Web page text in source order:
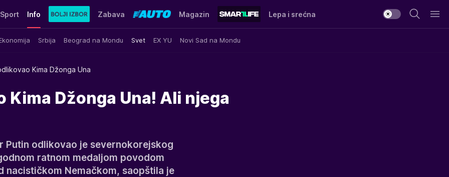
Sport Info
Srbija Beograd na Mondu Svet EX YU Novi Sad na Mondu
Zabava Magazin Lepa i srećna
Kima Džonga Una
Kima Džonga Una! Ali njega
Putin odlikovao je severnokorejskog
ratnom medaljom povodom
nacističkom Nemačkom, saopštila je